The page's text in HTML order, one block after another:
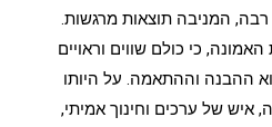
רבה, המניבה תוצאות מרגשות.
כי כולם שווים וראויים
ההבנה וההתאמה. על היותו
של ערכים וחינוך אמיתי,